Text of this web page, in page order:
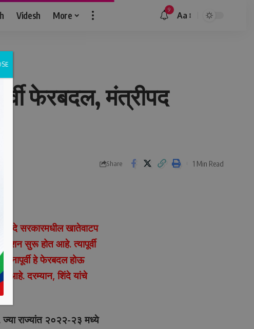
Videsh More 9
Font
Aa
फेरबदल, मंत्रीपद
Share 1 Min Read
शिंदे सरकारमधील खातेवाटप
सुरू होत आहे. त्यापूर्वी
हे फेरबदल होऊ
आहे. दरम्यान, शिंदे यांचे
ज्या राज्यांत २०२२-२३ मध्ये